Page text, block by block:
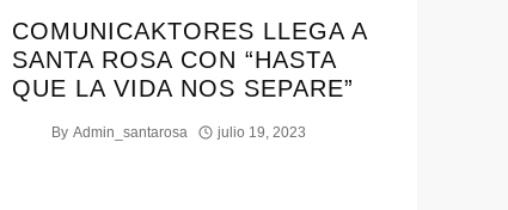
COMUNICAKTORES LLEGA A
SANTA ROSA CON “HASTA
QUE LA VIDA NOS SEPARE”
By Admin_santarosa julio 19, 2023